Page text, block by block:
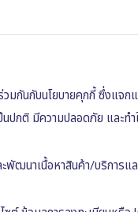
วมกันกับนโยบายคุกกี้ ซึ่งแจก
ปกติ มีความปลอดภัย และทำ
พัฒนาเนื้อหาสินค้า/บริการแ